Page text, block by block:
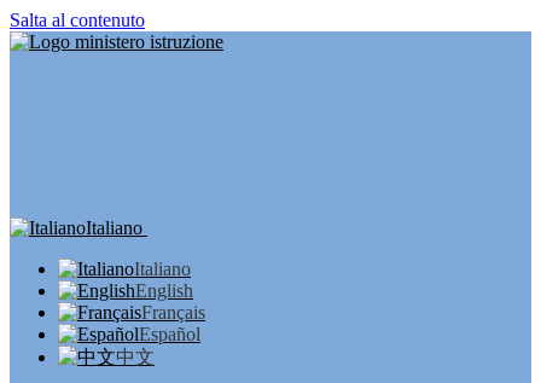
Salta al contenuto
Italiano
Italiano
English
Français
Español
中文